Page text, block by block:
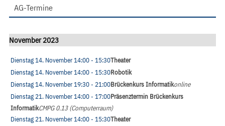
AG-Termine
November 2023
Dienstag 14. November14:00- 15:30Theater
Dienstag 14. November14:00- 15:30Robotik
Dienstag 14. November19:30- 21:00Brückenkurs Informatikonline
Dienstag 21. November14:00- 17:00Präsenztermin Brückenkurs
InformatikCMPG 0.13 (Computerraum)
Dienstag 21. November14:00- 15:30Theater